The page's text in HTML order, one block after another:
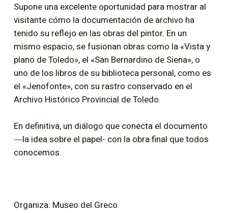
Supone una excelente oportunidad para mostrar al
visitante cómo la documentación de archivo ha
tenido su reflejo en las obras del pintor. En un
mismo espacio, se fusionan obras como la «Vista y
plano de Toledo», el «San Bernardino de Siena», o
uno de los libros de su biblioteca personal, como es
el «Jenofonte», con su rastro conservado en el
Archivo Histórico Provincial de Toledo.
En definitiva, un diálogo que conecta el documento
―la idea sobre el papel- con la obra final que todos
conocemos.
Organiza: Museo del Greco